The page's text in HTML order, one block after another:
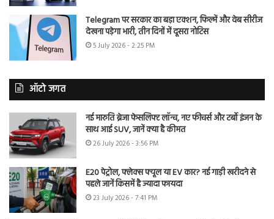
Telegram पर सरकार का बड़ा एक्शन, फिल्में और वेब सीरीज
देखना पड़ेगा भारी, तीन दिनों में दूसरा नोटिस
5 July 2026 - 2:25 PM
ऑटो जगत
नई मारुति ब्रेजा फेसलिफ्ट लॉन्च, नए फीचर्स और टर्बो इंजन के
साथ आई SUV, जानें क्या है कीमत
26 July 2026 - 3:56 PM
E20 पेट्रोल, फ्लेक्स फ्यूल या EV कार? नई गाड़ी खरीदने से
पहले जानें किसमें है ज्यादा फायदा
23 July 2026 - 7:41 PM